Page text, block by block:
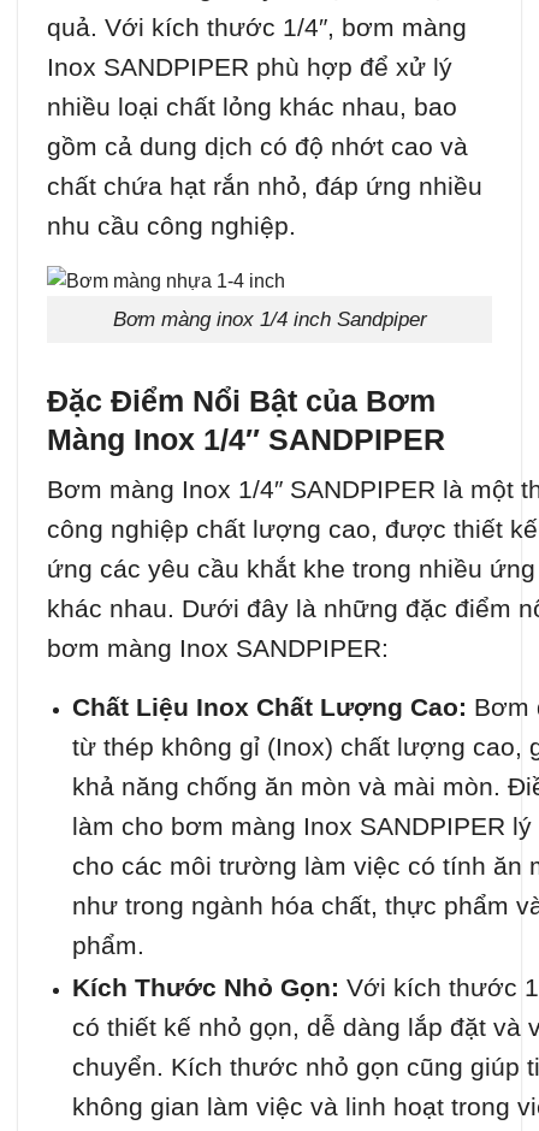
quả. Với kích thước 1/4″, bơm màng
Inox SANDPIPER phù hợp để xử lý
nhiều loại chất lỏng khác nhau, bao
gồm cả dung dịch có độ nhớt cao và
chất chứa hạt rắn nhỏ, đáp ứng nhiều
nhu cầu công nghiệp.
Bơm màng inox 1/4 inch Sandpiper
Đặc Điểm Nổi Bật của Bơm
Màng Inox 1/4″ SANDPIPER
Bơm màng Inox 1/4″ SANDPIPER là một
công nghiệp chất lượng cao, được thiết
ứng các yêu cầu khắt khe trong nhiều
khác nhau. Dưới đây là những đặc điểm
bơm màng Inox SANDPIPER:
Chất Liệu Inox Chất Lượng Cao: Bơm
từ thép không gỉ (Inox) chất lượng cao,
khả năng chống ăn mòn và mài mòn.
làm cho bơm màng Inox SANDPIPER
cho các môi trường làm việc có tính ăn
như trong ngành hóa chất, thực phẩm
phẩm.
Kích Thước Nhỏ Gọn: Với kích thước
có thiết kế nhỏ gọn, dễ dàng lắp đặt và
chuyển. Kích thước nhỏ gọn cũng giúp
không gian làm việc và linh hoạt trong